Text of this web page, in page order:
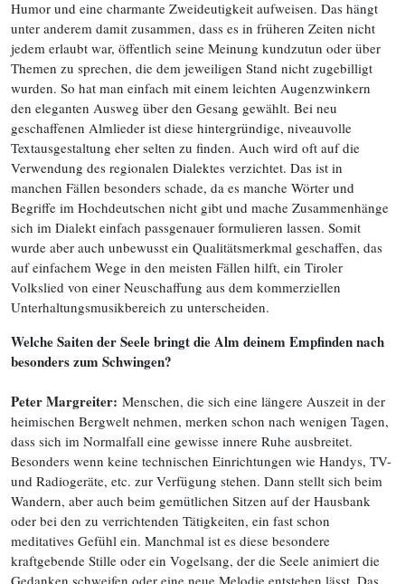
Humor und eine charmante Zweideutigkeit aufweisen. Das hängt
unter anderem damit zusammen, dass es in früheren Zeiten nicht
jedem erlaubt war, öffentlich seine Meinung kundzutun oder über
Themen zu sprechen, die dem jeweiligen Stand nicht zugebilligt
wurden. So hat man einfach mit einem leichten Augenzwinkern
den eleganten Ausweg über den Gesang gewählt. Bei neu
geschaffenen Almlieder ist diese hintergründige, niveauvolle
Textausgestaltung eher selten zu finden. Auch wird oft auf die
Verwendung des regionalen Dialektes verzichtet. Das ist in
manchen Fällen besonders schade, da es manche Wörter und
Begriffe im Hochdeutschen nicht gibt und mache Zusammenhänge
sich im Dialekt einfach passgenauer formulieren lassen. Somit
wurde aber auch unbewusst ein Qualitätsmerkmal geschaffen, das
auf einfachem Wege in den meisten Fällen hilft, ein Tiroler
Volkslied von einer Neuschaffung aus dem kommerziellen
Unterhaltungsmusikbereich zu unterscheiden.
Welche Saiten der Seele bringt die Alm deinem Empfinden nach
besonders zum Schwingen?
Peter Margreiter: Menschen, die sich eine längere Auszeit in der
heimischen Bergwelt nehmen, merken schon nach wenigen Tagen,
dass sich im Normalfall eine gewisse innere Ruhe ausbreitet.
Besonders wenn keine technischen Einrichtungen wie Handys, TV-
und Radiogeräte, etc. zur Verfügung stehen. Dann stellt sich beim
Wandern, aber auch beim gemütlichen Sitzen auf der Hausbank
oder bei den zu verrichtenden Tätigkeiten, ein fast schon
meditatives Gefühl ein. Manchmal ist es diese besondere
kraftgebende Stille oder ein Vogelsang, der die Seele animiert die